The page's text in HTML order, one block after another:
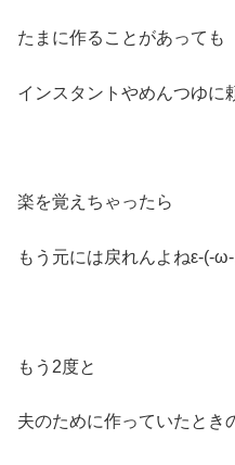
たまに作ることがあっても
インスタントやめんつゆに
楽を覚えちゃったら
もう元には戻れんよねε-(-
もう2度と
夫のために作っていたとき